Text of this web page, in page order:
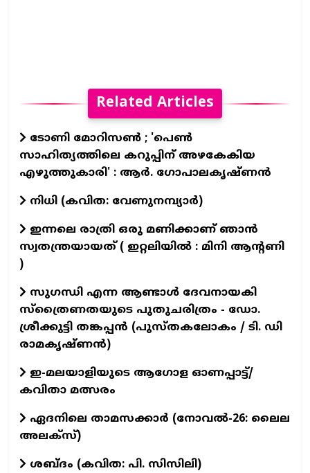
Related Articles
ടോണി മോറിസൺ ; 'പെൺ
സാഹിത്യത്തിലെ കറുപ്പിന് അഴകേകിയ
എഴുത്തുകാരി' : ആർ. ഗോപാലകൃഷ്ണൻ
നിധി (കവിത: വേണുനമ്പ്യാർ)
ഇന്നലെ രാത്രി ഒരു മണിക്കാണ് ഞാൻ
സ്വതന്ത്രയായത് ( ഇറ്റലിയിൽ : മിനി ആന്റണി
)
സുഗന്ധി എന്ന ആണ്ടാള്‍ ദേവനായകി
സ്ത്രൈണതയുടെ പുതുചരിത്രം - ഡോ.
ശ്രീക്കുട്ടി തങ്കപ്പന്‍ (പുസ്തകലോകം / ടി. ഡി
രാമകൃഷ്ണന്‍)
ഇ-മലയാളിയുടെ ആഗോള ഓണപ്പാട്ട്/
കവിതാ മത്സരം
ഏദനിലെ താമസക്കാർ (നോവല്‍-26: ലൈല
അലക്‌സ്)
ശബ്ദം (കവിത: പി. സിസിലി)